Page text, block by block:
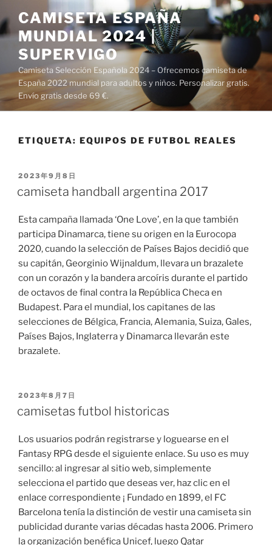
al
contenido
CAMISETA ESPAÑA
MUNDIAL 2024 |
SUPERVIGO
Camiseta Selección Española 2024 – Ofrecemos camiseta de
España 2022 mundial para adultos y niños. Personalizar gratis.
Envío gratis desde 69 €.
ETIQUETA: EQUIPOS DE FUTBOL REALES
PUBLICADO
2023年9月8日
camiseta handball argentina 2017
Esta campaña llamada ‘One Love’, en la que también
participa Dinamarca, tiene su origen en la Eurocopa
2020, cuando la selección de Países Bajos decidió que
su capitán, Georginio Wijnaldum, llevara un brazalete
con un corazón y la bandera arcoíris durante el partido
de octavos de final contra la República Checa en
Budapest. Para el mundial, los capitanes de las
selecciones de Bélgica, Francia, Alemania, Suiza, Gales,
Países Bajos, Inglaterra y Dinamarca llevarán este
brazalete.
PUBLICADO
2023年8月7日
camisetas futbol historicas
Los usuarios podrán registrarse y loguearse en el
Fantasy RPG desde el siguiente enlace. Su uso es muy
sencillo: al ingresar al sitio web, simplemente
selecciona el partido que deseas ver, haz clic en el
enlace correspondiente ¡ Fundado en 1899, el FC
Barcelona tenía la distinción de vestir una camiseta sin
publicidad durante varias décadas hasta 2006. Primero
la organización benéfica Unicef, luego Qatar